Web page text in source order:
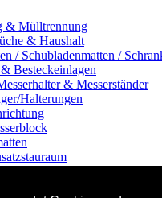
& Mülltrennung
& Haushalt
/ Schubladenmatten /
Besteckeinlagen
& Messerständer
Halterungen